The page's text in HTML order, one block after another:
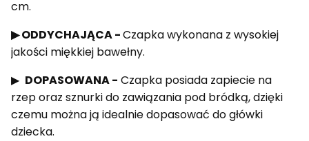
cm.
▶ ODDYCHAJĄCA -Czapka wykonana z wysokiej
jakości miękkiej bawełny.
▶ DOPASOWANA - Czapka posiada zapiecie na
rzep oraz sznurki do zawiązania pod bródką, dzięki
czemu można ją idealnie dopasować do główki
dziecka.